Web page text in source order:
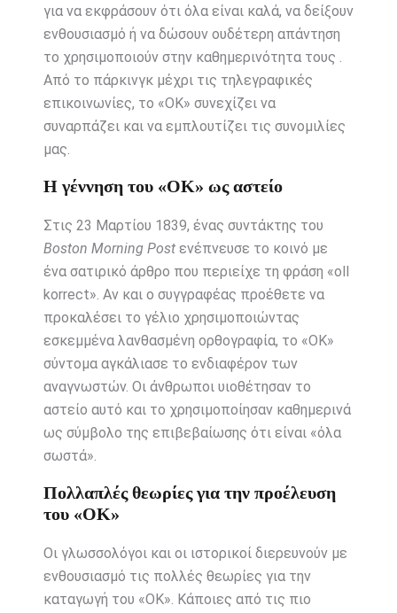
για να εκφράσουν ότι όλα είναι καλά, να δείξουν
ενθουσιασμό ή να δώσουν ουδέτερη απάντηση
το χρησιμοποιούν στην καθημερινότητα τους .
Από το πάρκινγκ μέχρι τις τηλεγραφικές
επικοινωνίες, το «ΟΚ» συνεχίζει να
συναρπάζει και να εμπλουτίζει τις συνομιλίες
μας.
Η γέννηση του «ΟΚ» ως αστείο
Στις 23 Μαρτίου 1839, ένας συντάκτης του
Boston Morning Postενέπνευσε το κοινό με
ένα σατιρικό άρθρο που περιείχε τη φράση «oll
korrect». Αν και ο συγγραφέας προέθετε να
προκαλέσει το γέλιο χρησιμοποιώντας
εσκεμμένα λανθασμένη ορθογραφία, το «ΟΚ»
σύντομα αγκάλιασε το ενδιαφέρον των
αναγνωστών. Οι άνθρωποι υιοθέτησαν το
αστείο αυτό και το χρησιμοποίησαν καθημερινά
ως σύμβολο της επιβεβαίωσης ότι είναι «όλα
σωστά».
Πολλαπλές θεωρίες για την προέλευση
του «ΟΚ»
Οι γλωσσολόγοι και οι ιστορικοί διερευνούν με
ενθουσιασμό τις πολλές θεωρίες για την
καταγωγή του «ΟΚ». Κάποιες από τις πιο